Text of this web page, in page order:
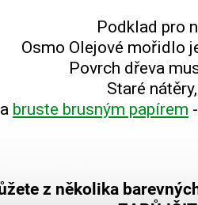
Podklad pro
Osmo Olejové mořidlo
Povrch dřeva
Staré
bruste brusným papírem
z několika